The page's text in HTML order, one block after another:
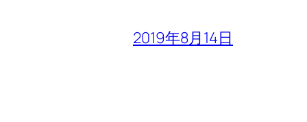
2019年8月14日